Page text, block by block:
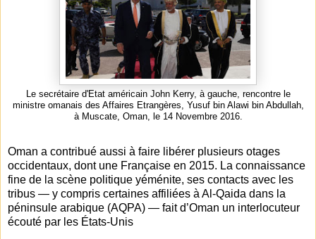
Le secrétaire d'Etat américain John Kerry, à gauche, rencontre le
ministre omanais des Affaires Etrangères, Yusuf bin Alawi bin Abdullah,
à Muscate, Oman, le 14 Novembre 2016.
Oman a contribué aussi à faire libérer plusieurs otages
occidentaux, dont une Française en 2015. La connaissance
fine de la scène politique yéménite, ses contacts avec les
tribus — y compris certaines affiliées à Al-Qaida dans la
péninsule arabique (AQPA) — fait d’Oman un interlocuteur
écouté par les États-Unis